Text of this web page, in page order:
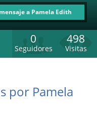
a Pamela Edith
498
Visitas
0
Seguidores
por Pamela